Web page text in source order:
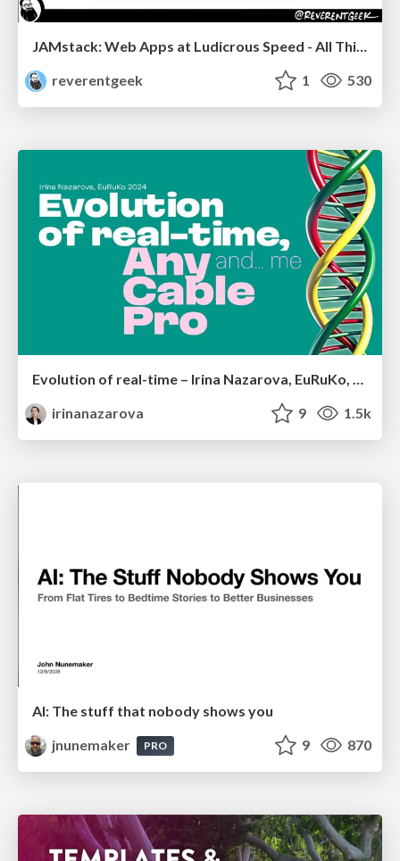
JAMstack: Web Apps at Ludicrous Speed - All Things Open 2022
reverentgeek
1 530
Evolution of real-time – Irina Nazarova, EuRuKo, 2024
irinanazarova
9 1.5k
AI: The stuff that nobody shows you
jnunemaker
PRO 9 870